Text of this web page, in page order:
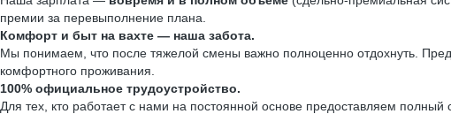
премии за перевыполнение плана.
Комфорт и быт на вахте — наша забота.
Мы понимаем, что после тяжелой смены важно полноценно отдохнуть.
комфортного проживания.
100% официальное трудоустройство.
Для тех, кто работает с нами на постоянной основе предоставляем